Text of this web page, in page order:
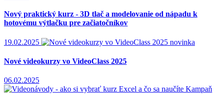
Nový praktický kurz - 3D tlač a modelovanie od nápadu k
hotovému výtlačku pre začiatočníkov
19.02.2025 novinka
Nové videokurzy vo VideoClass 2025
06.02.2025
Kampaň